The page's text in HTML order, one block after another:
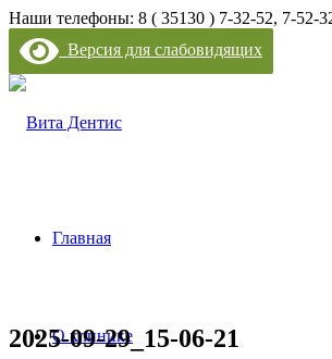
Наши телефоны: 8 ( 35130 ) 7-32-52, 7-52-
Версия для слабовидящих
Главная
О клинике
2025-09-29_15-06-21